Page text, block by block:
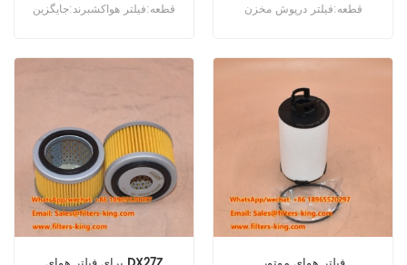
قطعه:فیلتر هواکشبرند:جایگزین
قطعه:فیلتر درپوش مخزن